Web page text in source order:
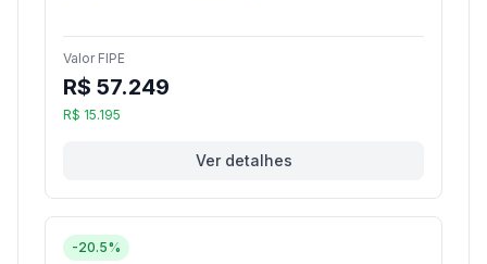
Valor FIPE
R$ 57.249
R$ 15.195
Ver detalhes
-20.5%